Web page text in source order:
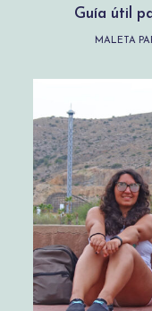
Guía útil
MALETA